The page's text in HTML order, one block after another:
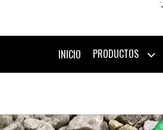
INICIO PRODUCTOS